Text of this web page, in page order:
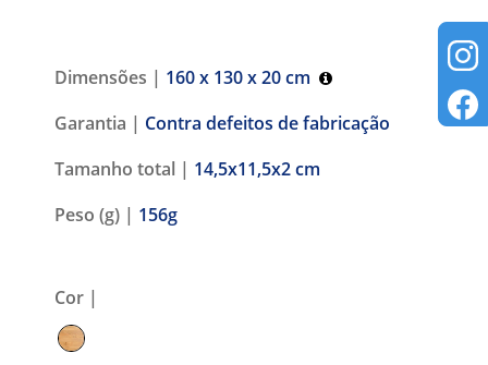
Dimensões | 160 x 130 x 20 cm
Garantia | Contra defeitos de fabricação
Tamanho total | 14,5x11,5x2 cm
Peso (g) | 156g
Cor |